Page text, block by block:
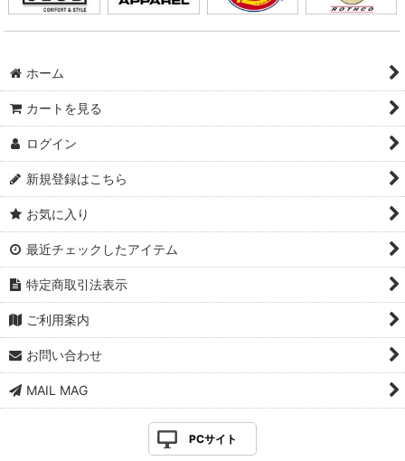
ホーム
カートを見る
ログイン
新規登録はこちら
お気に入り
最近チェックしたアイテム
特定商取引法表示
ご利用案内
お問い合わせ
MAIL MAG
PCサイト